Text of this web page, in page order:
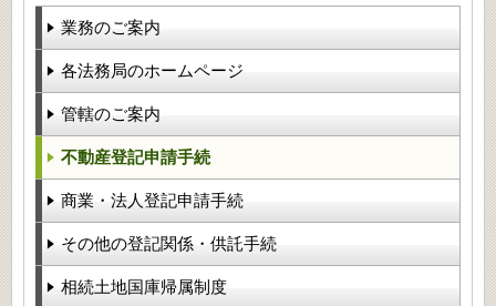
業務のご案内
各法務局のホームページ
管轄のご案内
不動産登記申請手続
商業・法人登記申請手続
その他の登記関係・供託手続
相続土地国庫帰属制度